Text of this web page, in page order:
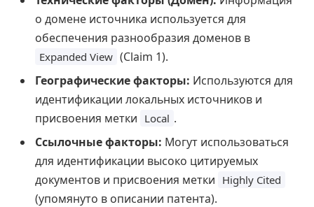
о домене источника используется для
обеспечения разнообразия доменов в
Expanded View (Claim 1).
Географические факторы: Используются для
идентификации локальных источников и
присвоения метки Local .
Ссылочные факторы: Могут использоваться
для идентификации высоко цитируемых
документов и присвоения метки Highly Cited
(упомянуто в описании патента).